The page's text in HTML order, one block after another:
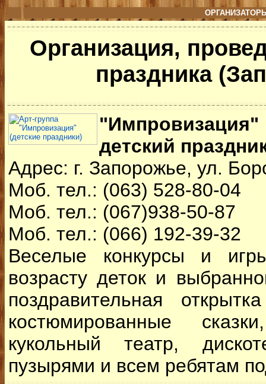
Организация,
праздника
детский
Адрес: г. Запорожье, ул.
Моб. тел.: (063) 528-80-04
Моб. тел.: (067)938-50-87
Моб. тел.: (066) 192-39-32
Веселые конкурсы и
возрасту деток и
поздравительная
костюмированные
кукольный театр,
пузырями и всем ребятам